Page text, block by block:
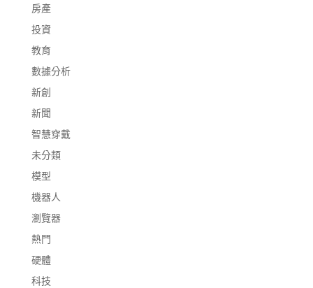
房產
投資
教育
數據分析
新創
新聞
智慧穿戴
未分類
模型
機器人
瀏覽器
熱門
硬體
科技